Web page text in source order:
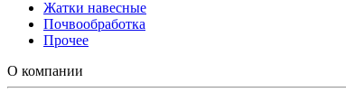
Жатки навесные
Почвообработка
Прочее
О компании